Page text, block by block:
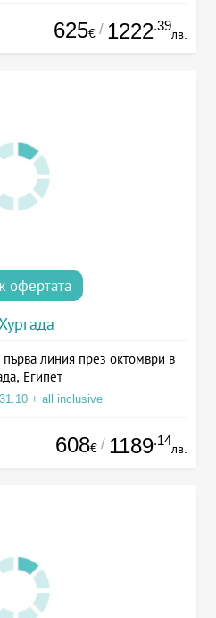
625€ / 1222.39
лв.
офертата
Хургада
линия през октомври в
Египет
+ all inclusive
608€ / 1189.14
лв.